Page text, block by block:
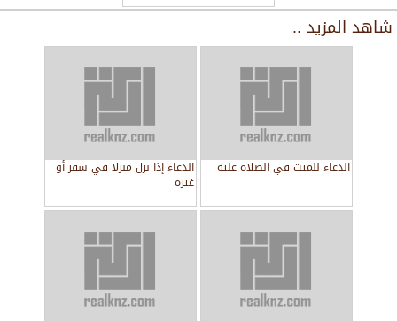
شاهد المزيد ..
الدعاء للميت في الصلاة عليه الدعاء إذا نزل منزلا في سفر أو
غيره